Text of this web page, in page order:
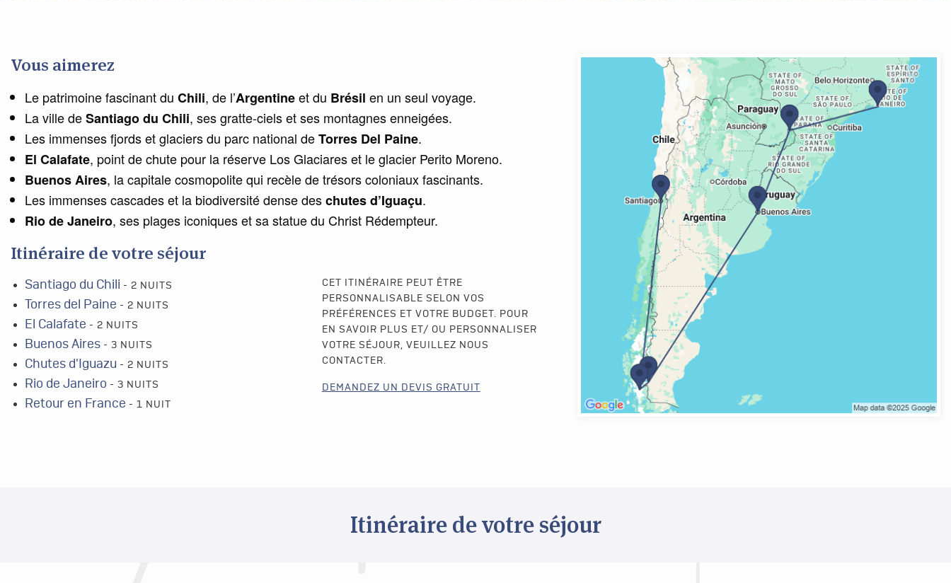
Vous aimerez
Le patrimoine fascinant du Chili, de l’Argentineet du Brésil en un seul voyage.
La ville deSantiago du Chili, ses gratte-ciels et ses montagnes enneigées.
Les immenses fjords et glaciers du parc national deTorres Del Paine.
El Calafate, point de chute pour la réserve Los Glaciares et le glacier Perito Moreno.
Buenos Aires, la capitale cosmopolite qui recèle de trésors coloniaux fascinants.
Les immenses cascades et la biodiversité dense deschutes d’Iguaçu.
Rio de Janeiro, ses plages iconiques et sa statue du Christ Rédempteur.
Itinéraire de votre séjour
Santiago du Chili - 2 NUITS
Torres del Paine - 2 NUITS
El Calafate - 2 NUITS
Buenos Aires - 3 NUITS
Chutes d'Iguazu - 2 NUITS
Rio de Janeiro - 3 NUITS
Retour en France - 1 NUIT
CET ITINÉRAIRE PEUT ÊTRE
PERSONNALISABLE SELON VOS
PRÉFÉRENCES ET VOTRE BUDGET. POUR
EN SAVOIR PLUS ET/ OU PERSONNALISER
VOTRE SÉJOUR, VEUILLEZ NOUS
CONTACTER.
DEMANDEZ UN DEVIS GRATUIT
Itinéraire de votre séjour